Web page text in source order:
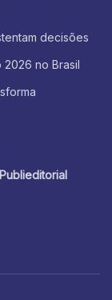
decisões
no Brasil
Publieditorial